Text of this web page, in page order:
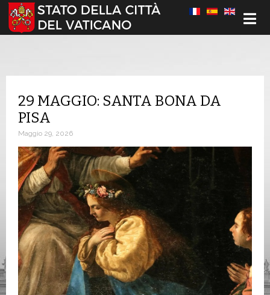
Seleziona la tua lingua
29 MAGGIO: SANTA BONA DA
PISA
Maggio 29, 2026